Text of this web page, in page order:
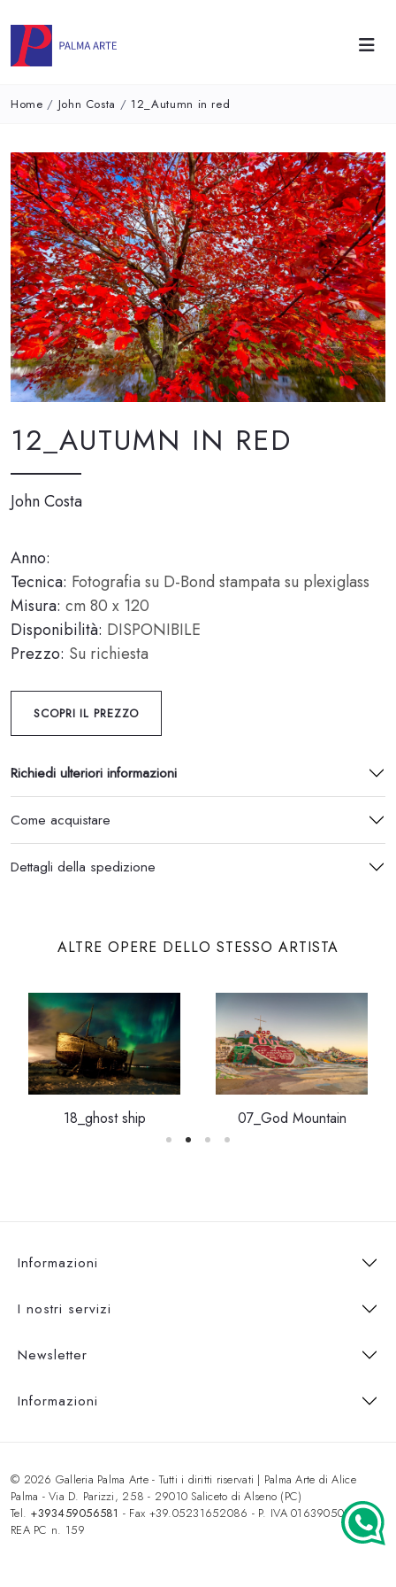
Home / John Costa / 12_Autumn in red
12_AUTUMN IN RED
John Costa
Anno:
Tecnica: Fotografia su D-Bond stampata su plexiglass
Misura: cm 80 x 120
Disponibilità: DISPONIBILE
Prezzo: Su richiesta
SCOPRI IL PREZZO
Richiedi ulteriori informazioni
Come acquistare
Dettagli della spedizione
ALTRE OPERE DELLO STESSO ARTISTA
18_ghost ship 07_God Mountain
Informazioni
I nostri servizi
Newsletter
Informazioni
© 2026 Galleria Palma Arte - Tutti i diritti riservati | Palma Arte di Alice
Palma - Via D. Parizzi, 258 - 29010 Saliceto di Alseno (PC)
Tel. +393459056581 - Fax +39.05231652086 - P. IVA 01639050333 -
REA PC n. 159